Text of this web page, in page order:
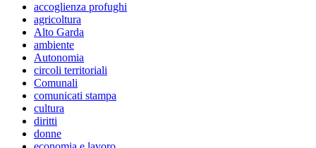
accoglienza profughi
agricoltura
Alto Garda
ambiente
Autonomia
circoli territoriali
Comunali
comunicati stampa
cultura
diritti
donne